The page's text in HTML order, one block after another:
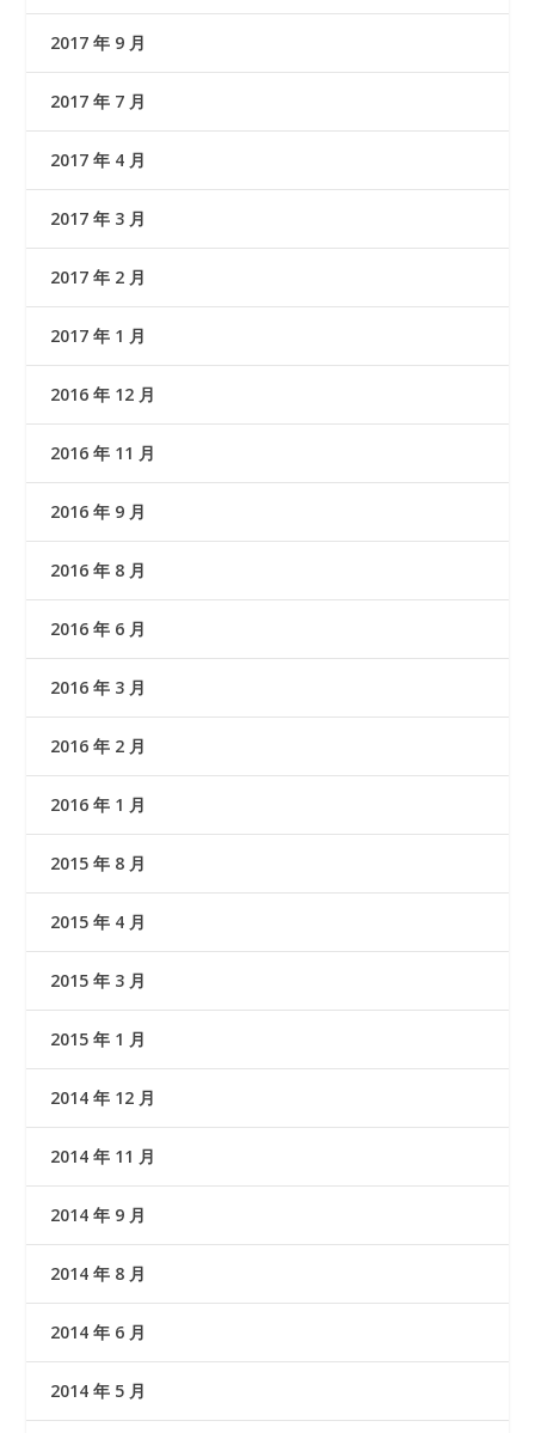
2017 年 9 月
2017 年 7 月
2017 年 4 月
2017 年 3 月
2017 年 2 月
2017 年 1 月
2016 年 12 月
2016 年 11 月
2016 年 9 月
2016 年 8 月
2016 年 6 月
2016 年 3 月
2016 年 2 月
2016 年 1 月
2015 年 8 月
2015 年 4 月
2015 年 3 月
2015 年 1 月
2014 年 12 月
2014 年 11 月
2014 年 9 月
2014 年 8 月
2014 年 6 月
2014 年 5 月